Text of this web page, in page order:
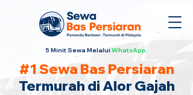
5 Minit Sewa MelaluiWhatsApp.
#1 Sewa Bas Persiaran
Termurah di Alor Gajah